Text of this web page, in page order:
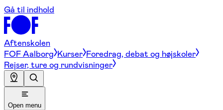
Gå til indhold
Aftenskolen
FOF Aalborg Kurser Foredrag, debat og højskoler
Rejser, ture og rundvisninger
Open menu